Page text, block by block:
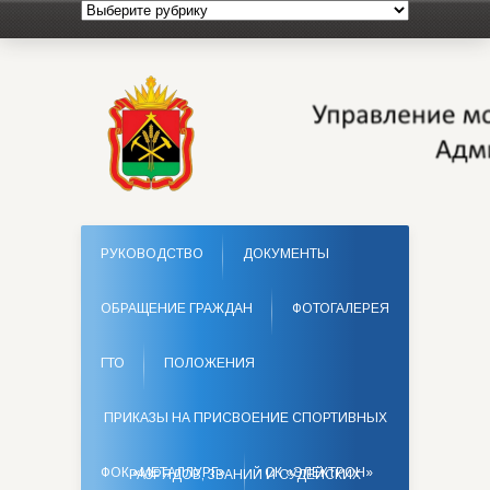
РУКОВОДСТВО ДОКУМЕНТЫ
ОБРАЩЕНИЕ ГРАЖДАН ФОТОГАЛЕРЕЯ
ГТО ПОЛОЖЕНИЯ
ПРИКАЗЫ НА ПРИСВОЕНИЕ СПОРТИВНЫХ
РАЗРЯДОВ, ЗВАНИЙ И СУДЕЙСКИХ
ФОК «МЕТАЛЛУРГ» СК «ЭЛЕКТРОН»